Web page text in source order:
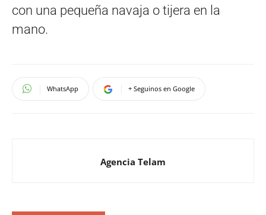
con una pequeña navaja o tijera en la
mano.
WhatsApp + Seguinos en Google
Agencia Telam